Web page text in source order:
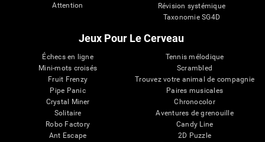
Attention
Révision systémique
Taxonomie SG4D
Jeux Pour Le Cerveau
Échecs en ligne
Mini-mots croisés
Fruit Frenzy
Pipe Panic
Crystal Miner
Solitaire
Robo Factory
Ant Escape
Tennis mélodique
Scrambled
Trouvez votre animal de compagnie
Paires musicales
Chronocolor
Aventures de grenouille
Candy Line
2D Puzzle